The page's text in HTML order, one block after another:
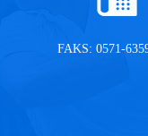
FAKS: 0571-